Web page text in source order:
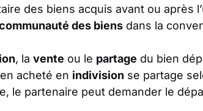
des biens acquis avant ou après
des biens dans la
, la vente ou le partage du bien
acheté en indivision se partage
le partenaire peut demander le